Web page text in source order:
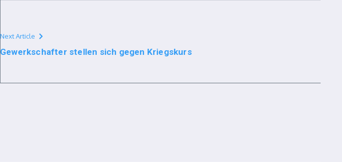
Next Article
Gewerkschafter stellen sich gegen Kriegskurs